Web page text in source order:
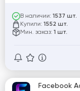
В наличии: 1537 шт.
Купили: 1552 шт.
Мин. заказ: 1 шт.
Facebook